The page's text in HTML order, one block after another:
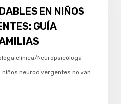
EN NIÑOS
GUÍA
clínica/Neuropsicóloga
neurodivergentes no van